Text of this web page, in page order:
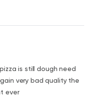
is still dough need
very bad quality the
ever